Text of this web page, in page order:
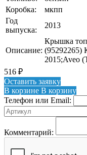
Коробка:
мкпп
Год
выпуска:
2013
Описание:
Крышка
(95292265)
2015;Aveo
516 ₽
Оставить заявку
В корзине В корзину
Телефон или Email:
Комментарий: